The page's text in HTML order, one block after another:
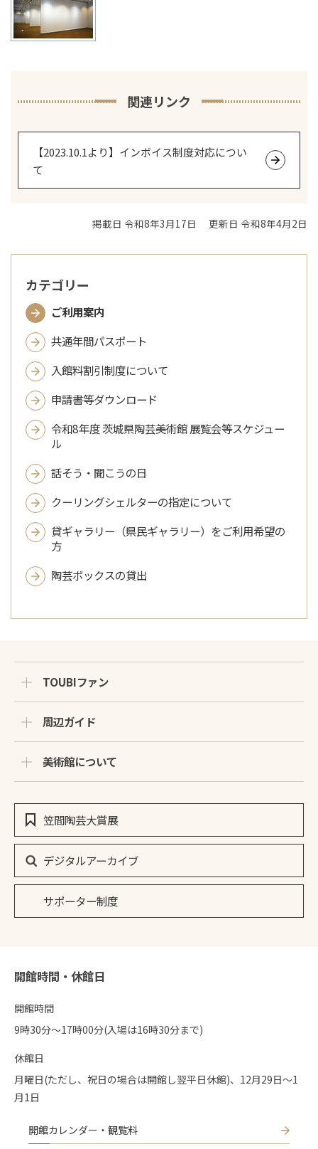
関連リンク
【2023.10.1より】インボイス制度対応につい
て
掲載日 令和8年3月17日 更新日 令和8年4月2日
カテゴリー
ご利用案内
共通年間パスポート
入館料割引制度について
申請書等ダウンロード
令和8年度 茨城県陶芸美術館 展覧会等スケジュー
ル
話そう・聞こうの日
クーリングシェルターの指定について
貸ギャラリー（県民ギャラリー）をご利用希望の
方
陶芸ボックスの貸出
TOUBIファン
周辺ガイド
美術館について
笠間陶芸大賞展
デジタルアーカイブ
サポーター制度
開館時間・休館日
開館時間
9時30分〜17時00分(入場は16時30分まで)
休館日
月曜日(ただし、祝日の場合は開館し翌平日休館)、12月29日～1
月1日
開館カレンダー・観覧料